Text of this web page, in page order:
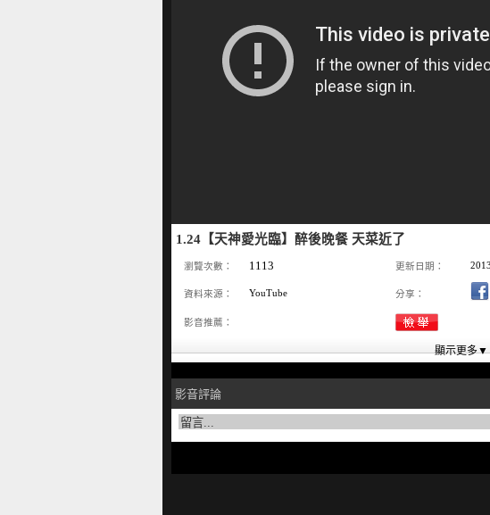
1.24【天神愛光臨】醉後晚餐 天菜近了
瀏覽次數： 1113 更新日期：
資料來源： YouTube 分享：
影音推薦：
影音評論